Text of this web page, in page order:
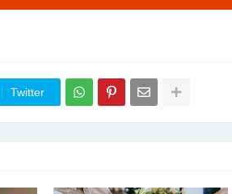
Twitter